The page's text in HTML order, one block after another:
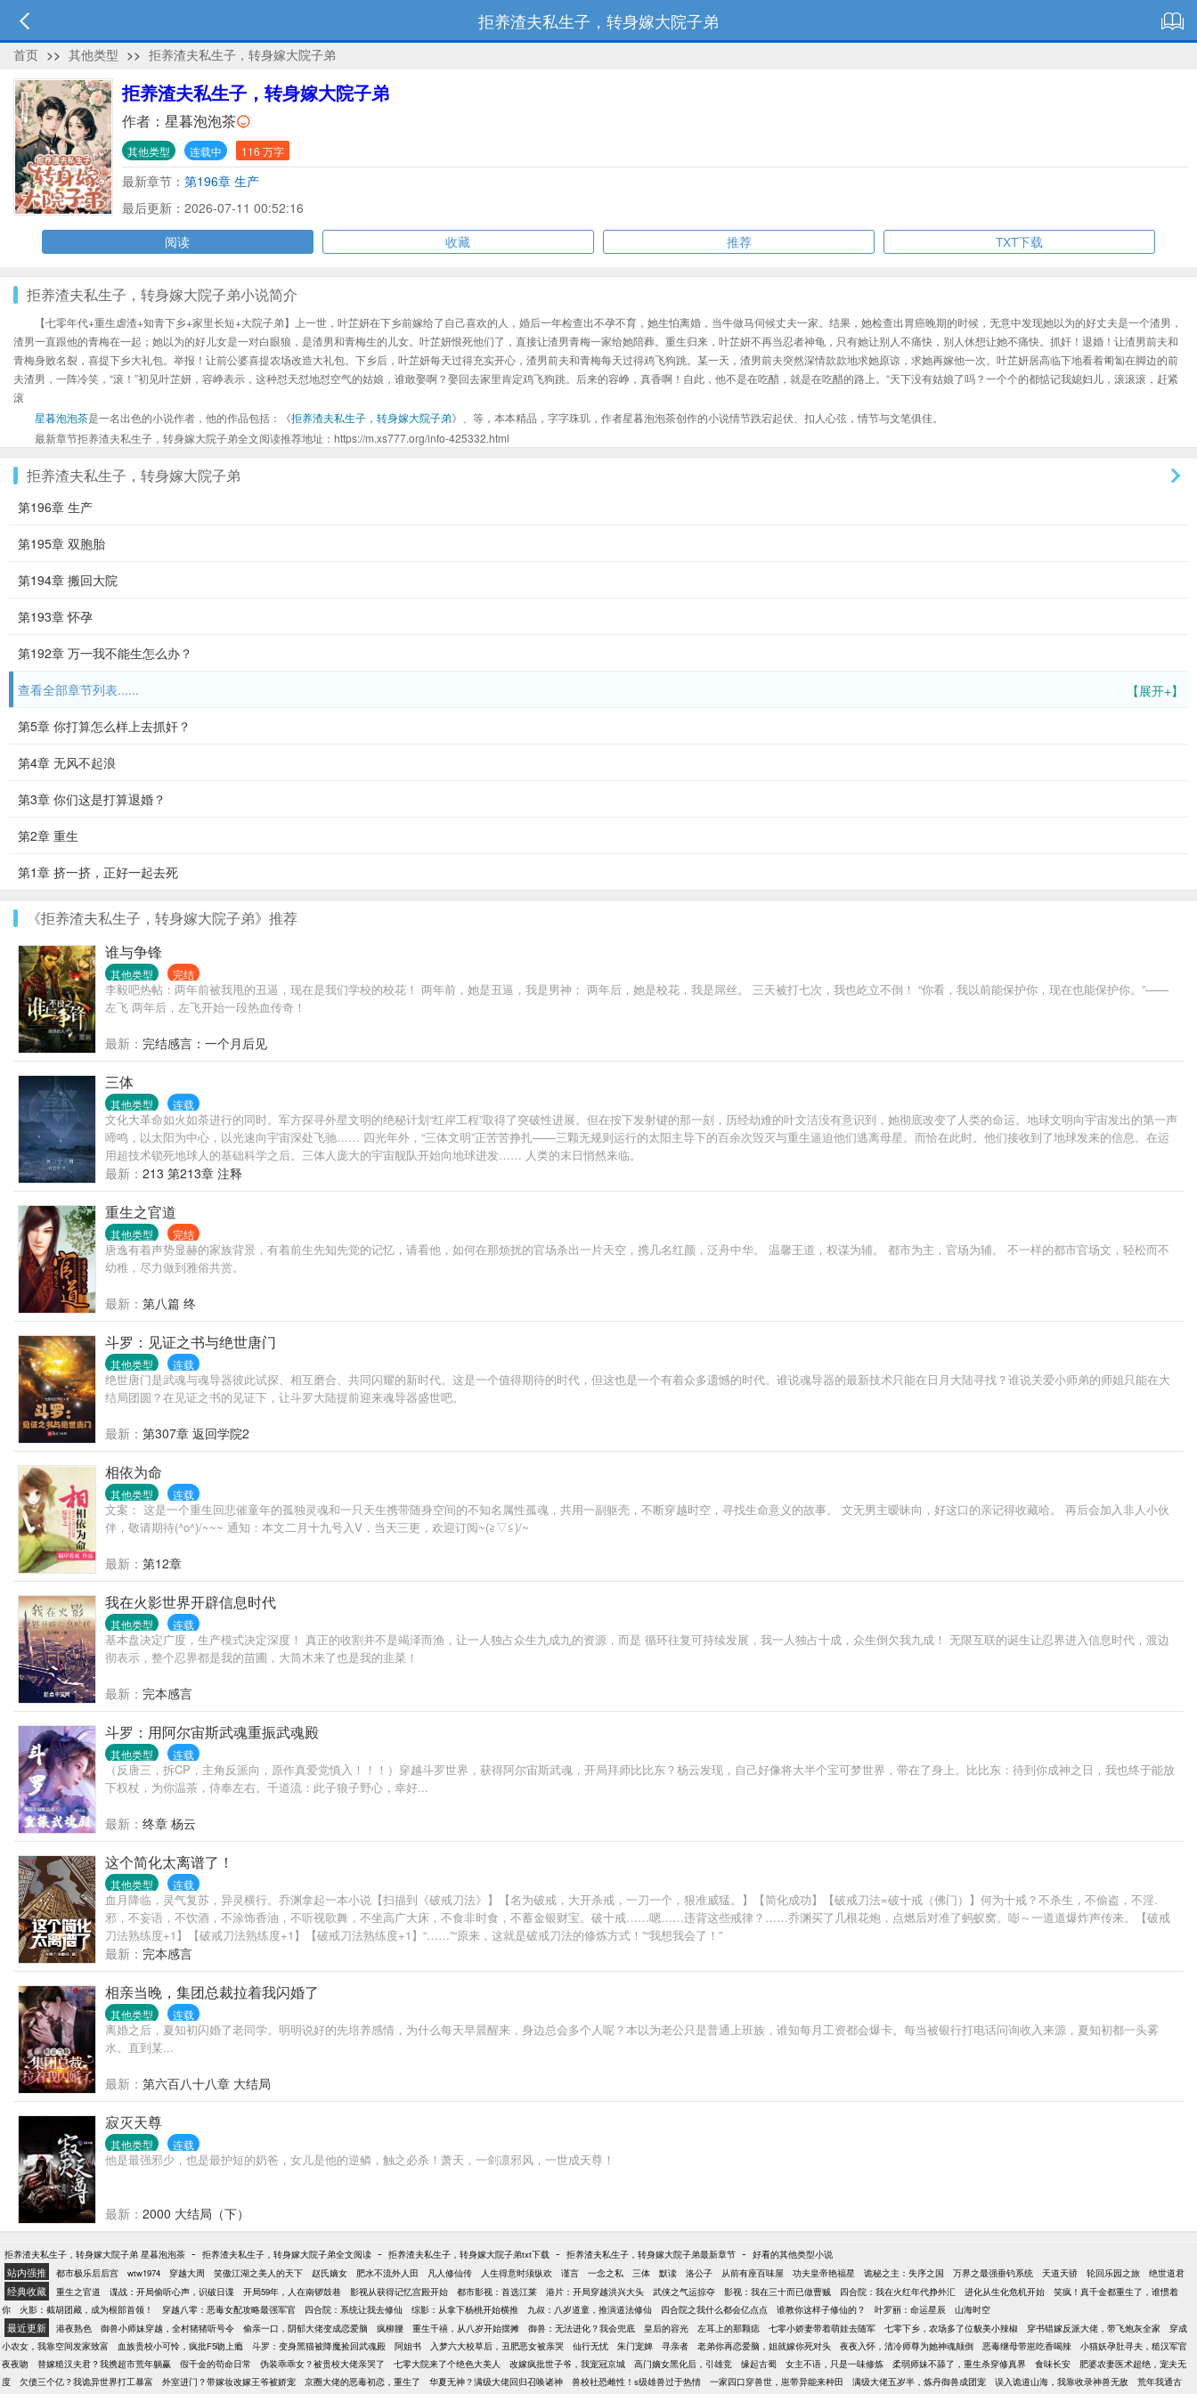
拒养渣夫私生子，转身嫁大院子弟
首页 >> 其他类型 >> 拒养渣夫私生子，转身嫁大院子弟
拒养渣夫私生子，转身嫁大院子弟
作者： 星暮泡泡茶
其他类型 连载中 116 万字
最新章节： 第196章 生产
最后更新：2026-07-11 00:52:16
阅读
收藏 推荐 TXT下载
拒养渣夫私生子，转身嫁大院子弟小说简介
【七零年代+重生虐渣+知青下乡+家里长短+大院子弟】上一世，叶芷妍在下乡前嫁给了自己喜欢的人，婚后一年检查出不孕不育，她生怕离婚，当牛做马伺候丈夫一家。结果，她检查出胃癌晚期的时候，无意中发现她以为的好丈夫是一个渣男，
渣男一直跟他的青梅在一起；她以为的好儿女是一对白眼狼，是渣男和青梅生的儿女。叶芷妍恨死他们了，直接让渣男青梅一家给她陪葬。重生归来，叶芷妍不再当忍者神龟，只有她让别人不痛快，别人休想让她不痛快。抓奸！退婚！让渣男前夫和
青梅身败名裂，喜提下乡大礼包。举报！让前公婆喜提农场改造大礼包。下乡后，叶芷妍每天过得充实开心，渣男前夫和青梅每天过得鸡飞狗跳。某一天，渣男前夫突然深情款款地求她原谅，求她再嫁他一次。叶芷妍居高临下地看着匍匐在脚边的前
夫渣男，一阵冷笑，“滚！”初见叶芷妍，容峥表示，这种怼天怼地怼空气的姑娘，谁敢娶啊？娶回去家里肯定鸡飞狗跳。后来的容峥，真香啊！自此，他不是在吃醋，就是在吃醋的路上。“天下没有姑娘了吗？一个个的都惦记我媳妇儿，滚滚滚，赶紧
滚
星暮泡泡茶是一名出色的小说作者，他的作品包括：《拒养渣夫私生子，转身嫁大院子弟》、等，本本精品，字字珠玑，作者星暮泡泡茶创作的小说情节跌宕起伏、扣人心弦，情节与文笔俱佳。
最新章节拒养渣夫私生子，转身嫁大院子弟全文阅读推荐地址：https://m.xs777.org/info-425332.html
拒养渣夫私生子，转身嫁大院子弟
第196章 生产
第195章 双胞胎
第194章 搬回大院
第193章 怀孕
第192章 万一我不能生怎么办？
【展开+】
查看全部章节列表......
第5章 你打算怎么样上去抓奸？
第4章 无风不起浪
第3章 你们这是打算退婚？
第2章 重生
第1章 挤一挤，正好一起去死
《拒养渣夫私生子，转身嫁大院子弟》推荐
谁与争锋
其他类型 完结
李毅吧热帖：两年前被我甩的丑逼，现在是我们学校的校花！ 两年前，她是丑逼，我是男神； 两年后，她是校花，我是屌丝。 三天被打七次，我也屹立不倒！ “你看，我以前能保护你，现在也能保护你。”——
左飞 两年后，左飞开始一段热血传奇！
最新： 完结感言：一个月后见
三体
其他类型 连载
文化大革命如火如荼进行的同时。军方探寻外星文明的绝秘计划“红岸工程”取得了突破性进展。但在按下发射键的那一刻，历经劫难的叶文洁没有意识到，她彻底改变了人类的命运。地球文明向宇宙发出的第一声
啼鸣，以太阳为中心，以光速向宇宙深处飞驰…… 四光年外，“三体文明”正苦苦挣扎——三颗无规则运行的太阳主导下的百余次毁灭与重生逼迫他们逃离母星。而恰在此时。他们接收到了地球发来的信息。在运
用超技术锁死地球人的基础科学之后。三体人庞大的宇宙舰队开始向地球进发…… 人类的末日悄然来临。
最新： 213 第213章 注释
重生之官道
其他类型 完结
唐逸有着声势显赫的家族背景，有着前生先知先觉的记忆，请看他，如何在那烦扰的官场杀出一片天空，携几名红颜，泛舟中华。 温馨王道，权谋为辅。 都市为主，官场为辅。 不一样的都市官场文，轻松而不
幼稚，尽力做到雅俗共赏。
最新： 第八篇 终
斗罗：见证之书与绝世唐门
其他类型 连载
绝世唐门是武魂与魂导器彼此试探、相互磨合、共同闪耀的新时代。这是一个值得期待的时代，但这也是一个有着众多遗憾的时代。谁说魂导器的最新技术只能在日月大陆寻找？谁说关爱小师弟的师姐只能在大
结局团圆？在见证之书的见证下，让斗罗大陆提前迎来魂导器盛世吧。
最新： 第307章 返回学院2
相依为命
其他类型 连载
文案： 这是一个重生回悲催童年的孤独灵魂和一只天生携带随身空间的不知名属性孤魂，共用一副躯壳，不断穿越时空，寻找生命意义的故事。 文无男主暧昧向，好这口的亲记得收藏哈。 再后会加入非人小伙
伴，敬请期待(^o^)/~~~ 通知：本文二月十九号入V，当天三更，欢迎订阅~(≧▽≦)/~
最新： 第12章
我在火影世界开辟信息时代
其他类型 连载
基本盘决定广度，生产模式决定深度！ 真正的收割并不是竭泽而渔，让一人独占众生九成九的资源，而是 循环往复可持续发展，我一人独占十成，众生倒欠我九成！ 无限互联的诞生让忍界进入信息时代，渡边
彻表示，整个忍界都是我的苗圃，大筒木来了也是我的韭菜！
最新： 完本感言
斗罗：用阿尔宙斯武魂重振武魂殿
其他类型 连载
（反唐三，拆CP，主角反派向，原作真爱党慎入！！！）穿越斗罗世界，获得阿尔宙斯武魂，开局拜师比比东？杨云发现，自己好像将大半个宝可梦世界，带在了身上。比比东：待到你成神之日，我也终于能放
下权杖，为你温茶，侍奉左右。千道流：此子狼子野心，幸好...
最新： 终章 杨云
这个简化太离谱了！
其他类型 连载
血月降临，灵气复苏，异灵横行。乔渊拿起一本小说【扫描到《破戒刀法》】【名为破戒，大开杀戒，一刀一个，狠准威猛。】【简化成功】【破戒刀法=破十戒（佛门）】何为十戒？不杀生，不偷盗，不淫.
邪，不妄语，不饮酒，不涂饰香油，不听视歌舞，不坐高广大床，不食非时食，不蓄金银财宝。破十戒……嗯……违背这些戒律？……乔渊买了几根花炮，点燃后对准了蚂蚁窝。嘭～一道道爆炸声传来。【破戒
刀法熟练度+1】【破戒刀法熟练度+1】【破戒刀法熟练度+1】“……”“原来，这就是破戒刀法的修炼方式！”“我想我会了！”
最新： 完本感言
相亲当晚，集团总裁拉着我闪婚了
其他类型 连载
离婚之后，夏知初闪婚了老同学。明明说好的先培养感情，为什么每天早晨醒来，身边总会多个人呢？本以为老公只是普通上班族，谁知每月工资都会爆卡。每当被银行打电话问询收入来源，夏知初都一头雾
水。直到某...
最新： 第六百八十八章 大结局
寂灭天尊
其他类型 连载
他是最强邪少，也是最护短的奶爸，女儿是他的逆鳞，触之必杀！萧天，一剑凛邪风，一世成天尊！
最新： 2000 大结局（下）
拒养渣夫私生子，转身嫁大院子弟 星暮泡泡茶 - 拒养渣夫私生子，转身嫁大院子弟全文阅读 - 拒养渣夫私生子，转身嫁大院子弟txt下载 - 拒养渣夫私生子，转身嫁大院子弟最新章节 - 好看的其他类型小说
站内强推 都市极乐后后宫 wtw1974 穿越大周 笑傲江湖之美人的天下 赵氏嫡女 肥水不流外人田 凡人修仙传 人生得意时须纵欢 谨言 一念之私 三体 默读 洛公子 从前有座百味屋 功夫皇帝艳福星 诡秘之主：失序之国 万界之最强垂钓系统 天道天骄 轮回乐园之旅 绝世道君
经典收藏 重生之官道 谍战：开局偷听心声，识破日谍 开局59年，人在南锣鼓巷 影视从获得记忆宫殿开始 都市影视：首选江莱 港片：开局穿越洪兴大头 武侠之气运掠夺 影视：我在三十而已做曹贼 四合院：我在火红年代挣外汇 进化从生化危机开始
笑疯！真千金都重生了，谁惯着
你
火影：截胡团藏，成为根部首领！ 穿越八零：恶毒女配攻略最强军官 四合院：系统让我去修仙 综影：从拿下杨桃开始横推 九叔：八岁道童，推演道法修仙 四合院之我什么都会亿点点 谁教你这样子修仙的？ 叶罗丽：命运星辰 山海时空
最近更新 港夜熟色 御兽小师妹穿越，全村猪猪听号令 偷亲一口，阴郁大佬变成恋爱脑 疯柳腰 重生千禧，从八岁开始摆摊 御兽：无法进化？我会兜底 皇后的容光 左耳上的那颗痣 七零小娇妻带着萌娃去随军 七零下乡，农场多了位貌美小辣椒 穿书错嫁反派大佬，带飞炮灰全家
穿成
小农女，我靠空间发家致富
血族贵校小可怜，疯批F5吻上瘾 斗罗：变身黑猫被降魔捡回武魂殿 阿姐书 入梦六大校草后，丑肥恶女被亲哭 仙行无忧 朱门宠婢 寻亲者 老弟你再恋爱脑，姐就嫁你死对头 夜夜入怀，清冷师尊为她神魂颠倒 恶毒继母带崽吃香喝辣
小猫妖孕肚寻夫，糙汉军官
夜夜吻
替嫁糙汉夫君？我携超市荒年躺赢 假千金的苟命日常 伪装乖乖女？被贵校大佬亲哭了 七零大院来了个绝色大美人 改嫁疯批世子爷，我宠冠京城 高门嫡女黑化后，引雄竞 缘起古蜀 女主不语，只是一味修炼 柔弱师妹不舔了，重生杀穿修真界 食味长安
肥婆农妻医术超绝，宠夫无
度
欠债三个亿？我诡异世界打工暴富 外室进门？带嫁妆改嫁王爷被娇宠 京圈大佬的恶毒初恋，重生了 华夏无神？满级大佬回归召唤诸神 兽校社恐雌性！s级雄兽过于热情 一家四口穿兽世，崽带异能来种田 满级大佬五岁半，炼丹御兽成团宠 误入诡道山海，我靠收录神兽无敌
荒年我通古